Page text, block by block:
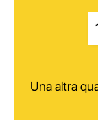
Una altra